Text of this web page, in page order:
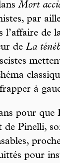
Mort
par
l’affaire de
de La
à
pour que
de Pinelli,
pour